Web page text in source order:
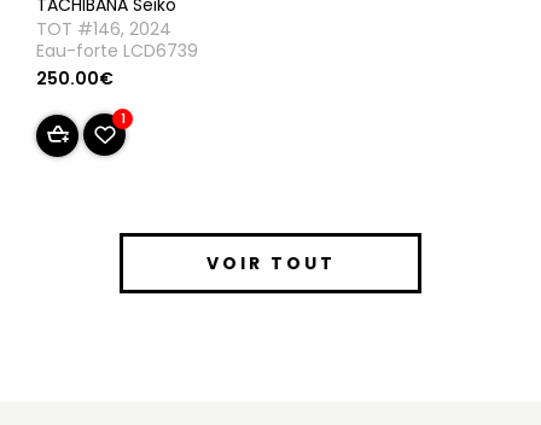
TACHIBANA Seiko
TOT #146, 2024
Eau-forte LCD6739
250.00€
1
VOIR TOUT